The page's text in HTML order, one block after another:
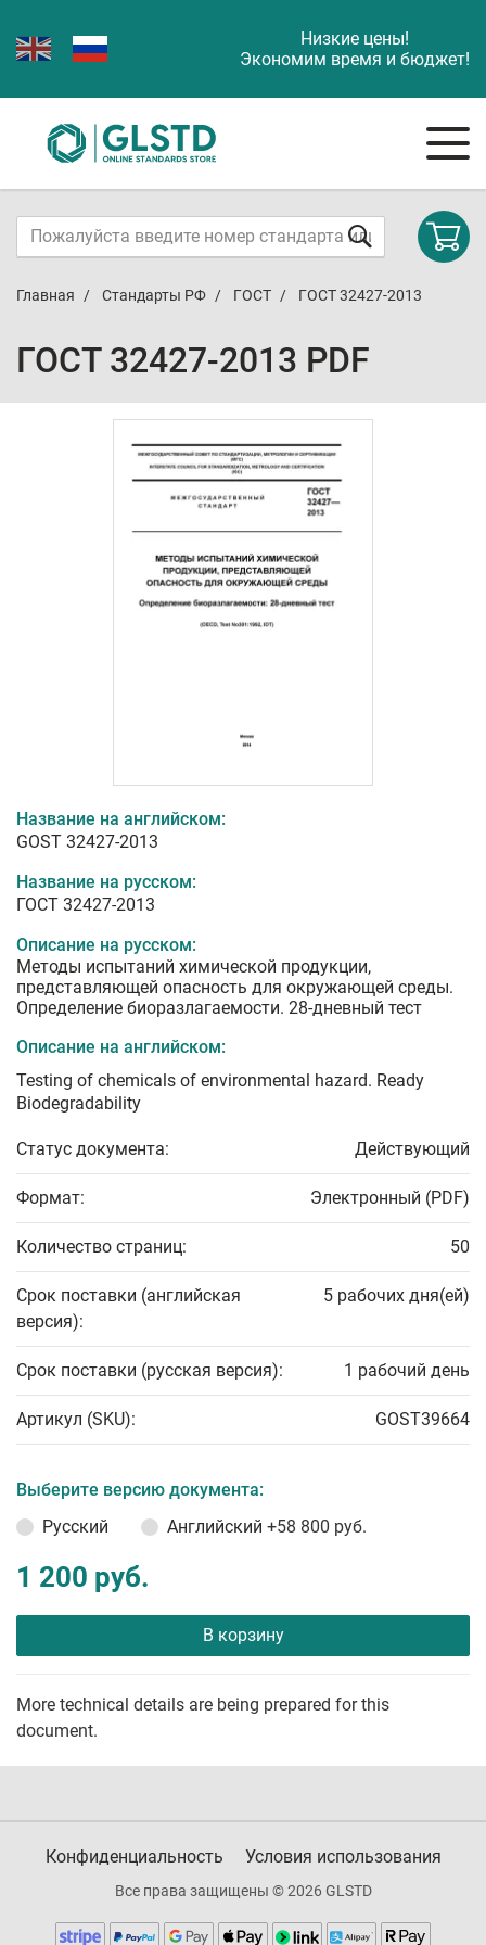
Низкие цены!
Экономим время и бюджет!
Главная Стандарты РФ ГОСТ ГОСТ 32427-2013
ГОСТ 32427-2013 PDF
Название на английском:
GOST 32427-2013
Название на русском:
ГОСТ 32427-2013
Описание на русском:
Методы испытаний химической продукции,
представляющей опасность для окружающей среды.
Определение биоразлагаемости. 28-дневный тест
Описание на английском:
Testing of chemicals of environmental hazard. Ready
Biodegradability
Статус документа: Действующий
Формат: Электронный (PDF)
Количество страниц: 50
Срок поставки (английская
версия):
5 рабочих дня(ей)
Срок поставки (русская версия): 1 рабочий день
Артикул (SKU): GOST39664
Выберите версию документа:
Русский
Английский +58 800 руб.
1 200 руб.
В корзину
More technical details are being prepared for this
document.
Конфиденциальность Условия использования
Все права защищены © 2026 GLSTD